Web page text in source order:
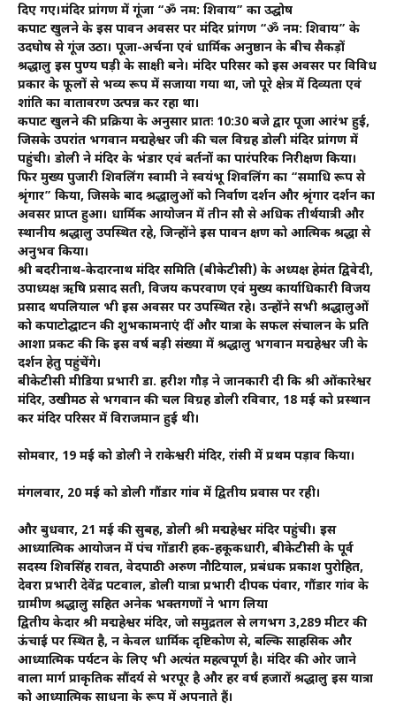
दिए गए।मंदिर प्रांगण में गूंजा “ॐ नम: शिवाय” का उद्घोष
कपाट खुलने के इस पावन अवसर पर मंदिर प्रांगण “ॐ नम: शिवाय” के
उदघोष से गूंज उठा। पूजा-अर्चना एवं धार्मिक अनुष्ठान के बीच सैकड़ों
श्रद्धालु इस पुण्य घड़ी के साक्षी बने। मंदिर परिसर को इस अवसर पर विविध
प्रकार के फूलों से भव्य रूप में सजाया गया था, जो पूरे क्षेत्र में दिव्यता एवं
शांति का वातावरण उत्पन्न कर रहा था।
कपाट खुलने की प्रक्रिया के अनुसार प्रातः 10:30 बजे द्वार पूजा आरंभ हुई,
जिसके उपरांत भगवान मद्महेश्वर जी की चल विग्रह डोली मंदिर प्रांगण में
पहुंची। डोली ने मंदिर के भंडार एवं बर्तनों का पारंपरिक निरीक्षण किया।
फिर मुख्य पुजारी शिवलिंग स्वामी ने स्वयंभू शिवलिंग का “समाधि रूप से
श्रृंगार” किया, जिसके बाद श्रद्धालुओं को निर्वाण दर्शन और श्रृंगार दर्शन का
अवसर प्राप्त हुआ। धार्मिक आयोजन में तीन सौ से अधिक तीर्थयात्री और
स्थानीय श्रद्धालु उपस्थित रहे, जिन्होंने इस पावन क्षण को आत्मिक श्रद्धा से
अनुभव किया।
श्री बदरीनाथ-केदारनाथ मंदिर समिति (बीकेटीसी) के अध्यक्ष हेमंत द्विवेदी,
उपाध्यक्ष ऋषि प्रसाद सती, विजय कपरवाण एवं मुख्य कार्याधिकारी विजय
प्रसाद थपलियाल भी इस अवसर पर उपस्थित रहे। उन्होंने सभी श्रद्धालुओं
को कपाटोद्घाटन की शुभकामनाएं दीं और यात्रा के सफल संचालन के प्रति
आशा प्रकट की कि इस वर्ष बड़ी संख्या में श्रद्धालु भगवान मद्महेश्वर जी के
दर्शन हेतु पहुंचेंगे।
बीकेटीसी मीडिया प्रभारी डा. हरीश गौड़ ने जानकारी दी कि श्री ओंकारेश्वर
मंदिर, उखीमठ से भगवान की चल विग्रह डोली रविवार, 18 मई को प्रस्थान
कर मंदिर परिसर में विराजमान हुई थी।
सोमवार, 19 मई को डोली ने राकेश्वरी मंदिर, रांसी में प्रथम पड़ाव किया।
मंगलवार, 20 मई को डोली गौंडार गांव में द्वितीय प्रवास पर रही।
और बुधवार, 21 मई की सुबह, डोली श्री मद्महेश्वर मंदिर पहुंची। इस
आध्यात्मिक आयोजन में पंच गोंडारी हक-हकूकधारी, बीकेटीसी के पूर्व
सदस्य शिवसिंह रावत, वेदपाठी अरुण नौटियाल, प्रबंधक प्रकाश पुरोहित,
देवरा प्रभारी देवेंद्र पटवाल, डोली यात्रा प्रभारी दीपक पंवार, गौंडार गांव के
ग्रामीण श्रद्धालु सहित अनेक भक्तगणों ने भाग लिया
द्वितीय केदार श्री मद्महेश्वर मंदिर, जो समुद्रतल से लगभग 3,289 मीटर की
ऊंचाई पर स्थित है, न केवल धार्मिक दृष्टिकोण से, बल्कि साहसिक और
आध्यात्मिक पर्यटन के लिए भी अत्यंत महत्वपूर्ण है। मंदिर की ओर जाने
वाला मार्ग प्राकृतिक सौंदर्य से भरपूर है और हर वर्ष हजारों श्रद्धालु इस यात्रा
को आध्यात्मिक साधना के रूप में अपनाते हैं।